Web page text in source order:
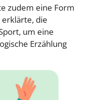
zudem eine Form
erklärte, die
um eine
Erzählung